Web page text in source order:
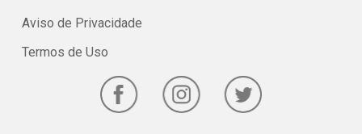
Aviso de Privacidade
Termos de Uso